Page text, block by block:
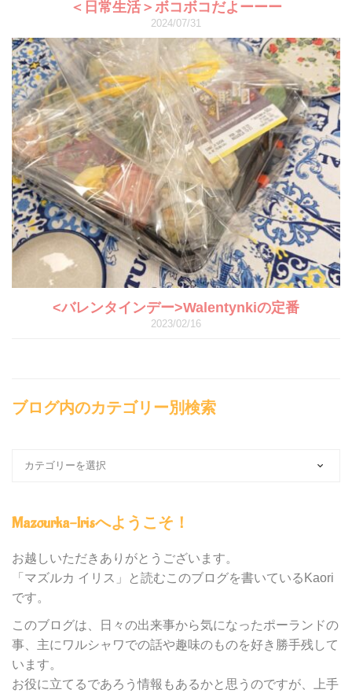
＜日常生活＞ボコボコだよーーー
2024/07/31
<バレンタインデー>Walentynkiの定番
2023/02/16
ブログ内のカテゴリー別検索
の
テ
ゴ
ー
別
検
Mazourka-Irisへようこそ！
お越しいただきありがとうございます。
「マズルカ イリス」と読むこのブログを書いているKaori
です。
このブログは、日々の出来事から気になったポーランドの
事、主にワルシャワでの話や趣味のものを好き勝手残して
います。
お役に立てるであろう情報もあるかと思うのですが、上手